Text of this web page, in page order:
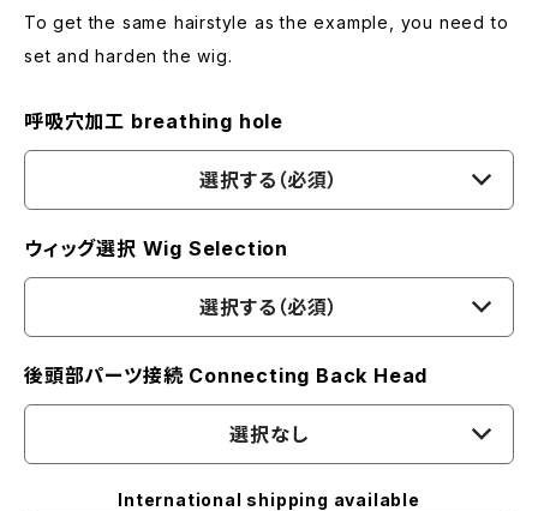
To get the same hairstyle as the example, you need to
set and harden the wig.
呼吸穴加工 breathing hole
選択する（必須）
ウィッグ選択 Wig Selection
選択する（必須）
後頭部パーツ接続 Connecting Back Head
選択なし
International shipping available